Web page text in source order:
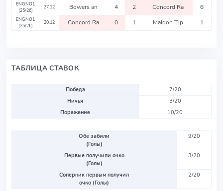
ENGNO1
(25/26)
27.12 Bowers an 4 2 Concord Ra 6
ENGNO1
(25/26)
20.12 Concord Ra 0 1 Maldon Tip 1
ТАБЛИЦА СТАВОК
Победа
7/20
Ничья
3/20
Поражение
10/20
Обе забили
(Голы)
9/20
Первые получили очко
(Голы)
3/20
Соперник первым получил
очко (Голы)
2/20